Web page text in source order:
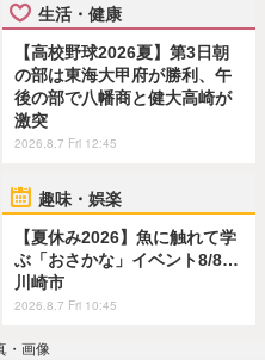
生活・健康
【高校野球2026夏】第3日朝
の部は東海大甲府が勝利、午
後の部で八幡商と健大高崎が
激突
2026.8.7 Fri 12:45
趣味・娯楽
【夏休み2026】魚に触れて学
ぶ「おさかな」イベント8/8…
川崎市
2026.8.7 Fri 10:45
・画像